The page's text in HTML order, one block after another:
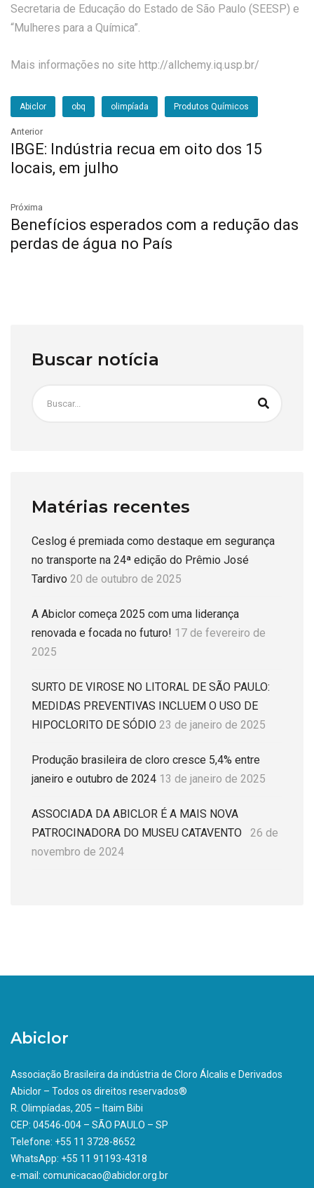
Secretaria de Educação do Estado de São Paulo (SEESP) e
“Mulheres para a Química”.
Mais informações no site http://allchemy.iq.usp.br/
Abiclor obq olimpíada Produtos Químicos
Anterior
IBGE: Indústria recua em oito dos 15
locais, em julho
Próxima
Benefícios esperados com a redução das
perdas de água no País
Buscar notícia
Matérias recentes
Ceslog é premiada como destaque em segurança
no transporte na 24ª edição do Prêmio José
Tardivo 20 de outubro de 2025
A Abiclor começa 2025 com uma liderança
renovada e focada no futuro! 17 de fevereiro de
2025
SURTO DE VIROSE NO LITORAL DE SÃO PAULO:
MEDIDAS PREVENTIVAS INCLUEM O USO DE
HIPOCLORITO DE SÓDIO 23 de janeiro de 2025
Produção brasileira de cloro cresce 5,4% entre
janeiro e outubro de 2024 13 de janeiro de 2025
ASSOCIADA DA ABICLOR É A MAIS NOVA
PATROCINADORA DO MUSEU CATAVENTO
26 de
novembro de 2024
Abiclor
Associação Brasileira da indústria de Cloro Álcalis e Derivados
Abiclor – Todos os direitos reservados®
R. Olimpíadas, 205 – Itaim Bibi
CEP: 04546-004 – SÃO PAULO – SP
Telefone: +55 11 3728-8652
WhatsApp: +55 11 91193-4318
e-mail: comunicacao@abiclor.org.br